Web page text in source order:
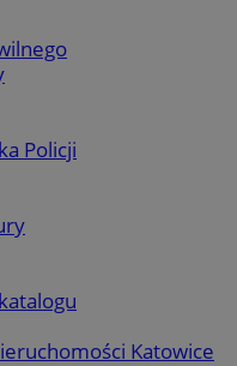
Policji
Katowice